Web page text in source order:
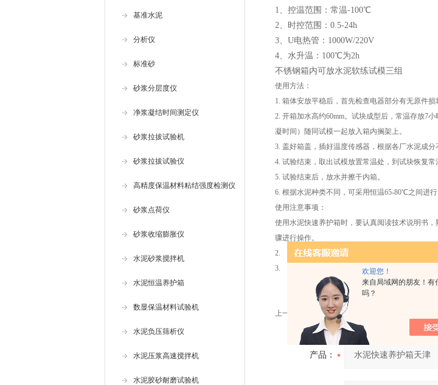
欢迎您！
来自局域网的朋友！有
吗？
基准水泥
分析仪
标准砂
砂浆分层度仪
净浆凝结时间测定仪
砂浆拉拔试验机
砂浆拉拔试验仪
高精度保温材料粘结强度检测仪
砂浆点荷仪
砂浆收缩膨胀仪
水泥砂浆搅拌机
水泥恒温养护箱
数显保温材料试验机
水泥负压筛析仪
水泥压浆高速搅拌机
水泥胶砂耐磨试验机
1、控温范围：常温-100℃
2、时控范围：0.5-24h
3、U电热管：1000W/220V
4、水升温：100℃为2h
不锈钢箱内可放水泥软练试模三组
使用方法：
1. 箱体安放平稳后，首先检查电器部分有无原件
2. 开箱加水高约60mm。试块成型后，常温存放7
凝时间）随同试模一起放入箱内搁架上。
3. 盖好箱盖，插好温度传感器，根据各厂水泥成分
4. 试验结束，取出试模放置常温处，到试块恢复
5. 试验结束后，放水并擦干内箱。
6. 根据水泥种类不同，可采用恒温65-80℃之间进
使用注意事项：
使用水泥快速养护箱时，要认真阅读技术说明书
骤进行操作。
2. 初次使用水泥快速养护箱人员，必须在熟练人
3. 实验时使用的水泥快速养护箱，要布局合理，
上一篇： YH-40A水泥标准养护箱天津
产品：